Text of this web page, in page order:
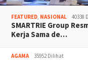
FEATURED, NASIONAL 40338
SMARTRIE Group
Kerja Sama de…
AGAMA 35952 Dilihat